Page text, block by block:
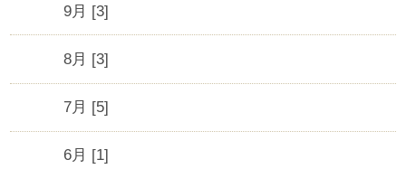
9月 [3]
8月 [3]
7月 [5]
6月 [1]